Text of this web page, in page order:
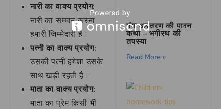
नारी का वाक्य प्रयोग:
नारी का सम्मान करना
हमारी जिम्मेदारी है।
पत्नी का वाक्य प्रयोग:
उसकी पत्नी हमेशा उसके
साथ खड़ी रहती है।
माता का वाक्य प्रयोग:
माता का प्रेम किसी भी
गंगा अवतरण की पावन
कथा – भगीरथ की
तपस्या
Read More »